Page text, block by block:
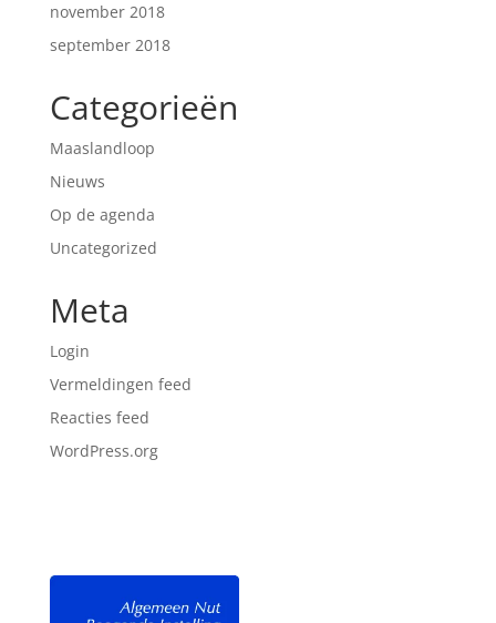
november 2018
september 2018
Categorieën
Maaslandloop
Nieuws
Op de agenda
Uncategorized
Meta
Login
Vermeldingen feed
Reacties feed
WordPress.org